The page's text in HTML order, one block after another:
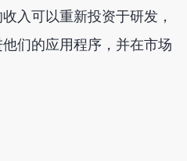
入可以重新投资于研发，
们的应用程序，并在市场